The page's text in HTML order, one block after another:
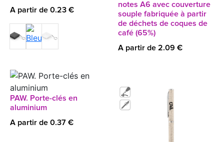
A partir de 0.23 €
notes A6 avec couverture
souple fabriquée à partir
de déchets de coques de
café (65%)
A partir de 2.09 €
PAW. Porte-clés en
aluminium
A partir de 0.37 €